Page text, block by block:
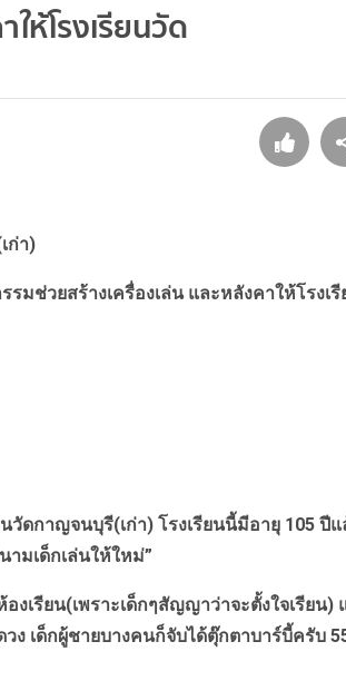
ห้โรงเรียนวัด
ก่า)
มช่วยสร้างเครื่องเล่น และหลังคาให้โรงเรี
วัดกาญจนบุรี(เก่า) โรงเรียนนี้มีอายุ 105ปีแ
มเด็กเล่นให้ใหม่”
งเรียน(เพราะเด็กๆสัญญาว่าจะตั้งใจเรียน)
เด็กผู้ชายบางคนก็จับได้ตุ๊กตาบาร์บี้ครับ